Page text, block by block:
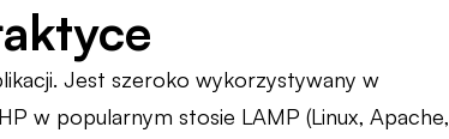
Jest szeroko wykorzystywany w
w popularnym stosie LAMP (Linux, Apache,